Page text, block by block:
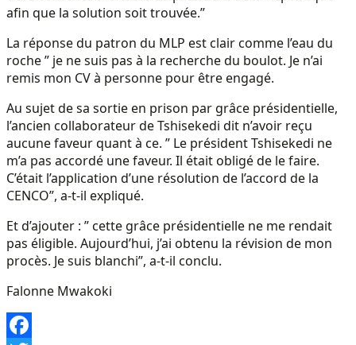
afin que la solution soit trouvée.”
La réponse du patron du MLP est clair comme l’eau du
roche ” je ne suis pas à la recherche du boulot. Je n’ai
remis mon CV à personne pour être engagé.
Au sujet de sa sortie en prison par grâce présidentielle,
l’ancien collaborateur de Tshisekedi dit n’avoir reçu
aucune faveur quant à ce. ” Le président Tshisekedi ne
m’a pas accordé une faveur. Il était obligé de le faire.
C’était l’application d’une résolution de l’accord de la
CENCO”, a-t-il expliqué.
Et d’ajouter : ” cette grâce présidentielle ne me rendait
pas éligible. Aujourd’hui, j’ai obtenu la révision de mon
procès. Je suis blanchi”, a-t-il conclu.
Falonne Mwakoki